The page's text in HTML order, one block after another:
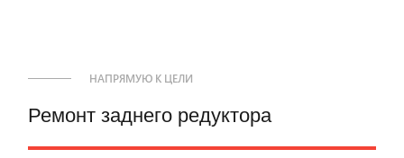
НАПРЯМУЮ К ЦЕЛИ
Ремонт заднего редуктора